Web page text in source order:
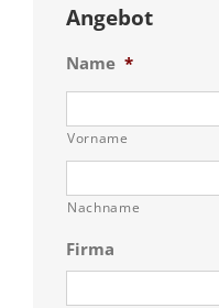
Angebot
Name *
Vorname
Nachname
Firma